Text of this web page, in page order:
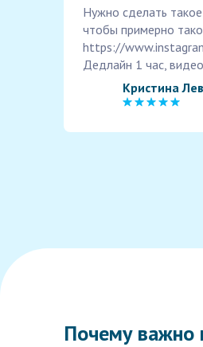
Нужно сделать
чтобы примерно
https://
Дедлайн 1 час,
Кристина
Почему важно